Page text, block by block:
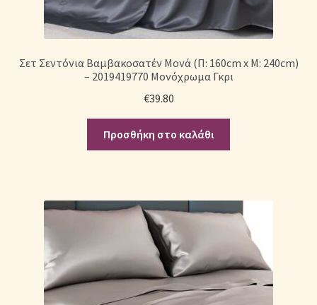
Σετ Σεντόνια Βαμβακοσατέν Μονά (Π: 160cm x Μ: 240cm)
– 2019419770 Μονόχρωμα Γκρι
€39.80
Προσθήκη στο καλάθι